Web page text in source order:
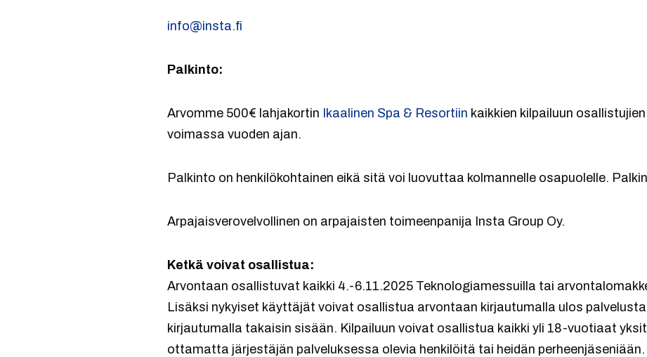
info@insta.fi
Palkinto:
Arvomme 500€ lahjakortin Ikaalinen Spa & Resortiin kaikkien kilpailuun
voimassa vuoden ajan.
Palkinto on henkilökohtainen eikä sitä voi luovuttaa kolmannelle osapuolelle.
Arpajaisverovelvollinen on arpajaisten toimeenpanija Insta Group Oy.
Ketkä voivat osallistua:
Arvontaan osallistuvat kaikki 4.-6.11.2025 Teknologiamessuilla tai
Lisäksi nykyiset käyttäjät voivat osallistua arvontaan kirjautumalla ulos palvelusta
kirjautumalla takaisin sisään. Kilpailuun voivat osallistua kaikki yli 18-vuotiaat
ottamatta järjestäjän palveluksessa olevia henkilöitä tai heidän perheenjäseniään.